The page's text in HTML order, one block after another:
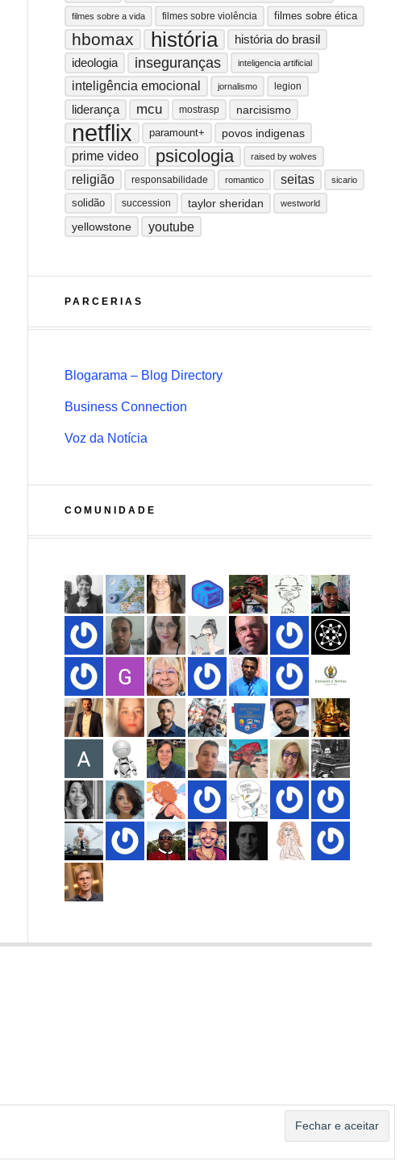
filmes sobre a vida filmes sobre violência filmes sobre ética
hbomax história história do brasil
ideologia inseguranças inteligencia artificial
inteligência emocional jornalismo legion
liderança mcu mostrasp narcisismo
netflix paramount+ povos indigenas
prime video psicologia raised by wolves
religião responsabilidade romantico seitas sicario
solidão succession taylor sheridan westworld
yellowstone youtube
PARCERIAS
Blogarama – Blog Directory
Business Connection
Voz da Notícia
COMUNIDADE